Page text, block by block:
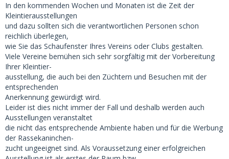
In den kommenden Wochen und Monaten ist die Zeit der
Kleintierausstellungen
und dazu sollten sich die verantwortlichen Personen schon
reichlich überlegen,
wie Sie das Schaufenster Ihres Vereins oder Clubs gestalten.
Viele Vereine bemühen sich sehr sorgfältig mit der Vorbereitung
Ihrer Kleintier-
ausstellung, die auch bei den Züchtern und Besuchen mit der
entsprechenden
Anerkennung gewürdigt wird.
Leider ist dies nicht immer der Fall und deshalb werden auch
Ausstellungen veranstaltet
die nicht das entsprechende Ambiente haben und für die Werbung
der Rassekaninchen-
zucht ungeeignet sind. Als Voraussetzung einer erfolgreichen